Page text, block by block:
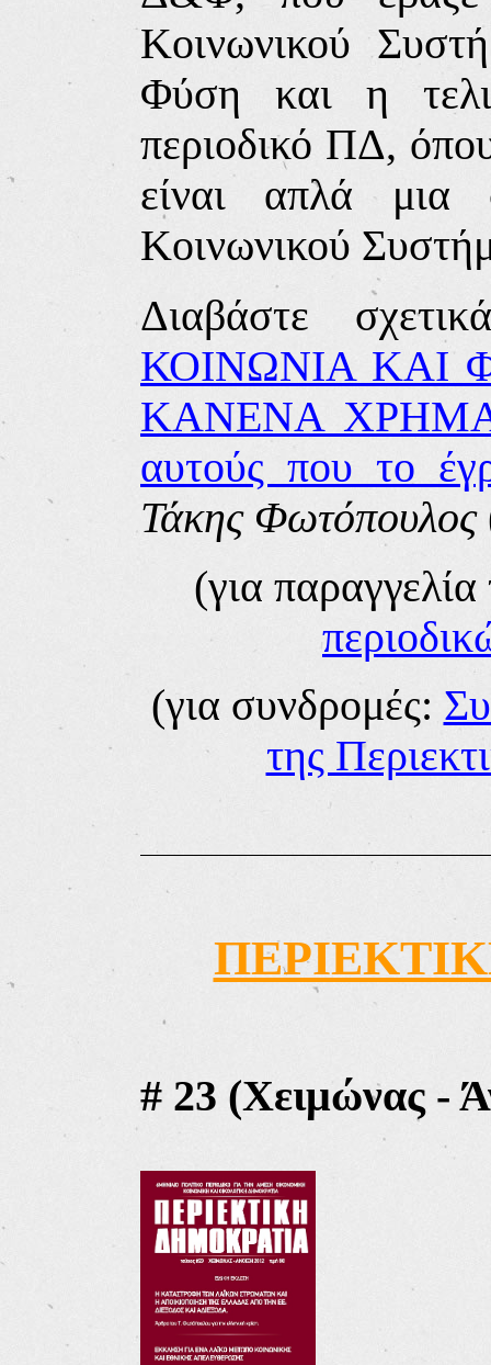
Κοινωνικού
Φύση και η
περιοδικό ΠΔ,
είναι απλά μια
Κοινωνικού
Διαβάστε
ΚΟΙΝΩΝΙΑ ΚΑΙ
ΚΑΝΕΝΑ
αυτούς που το
Τάκης Φωτόπουλος
(για
(για συνδρομές:
της
# 23 (Χειμώνας -